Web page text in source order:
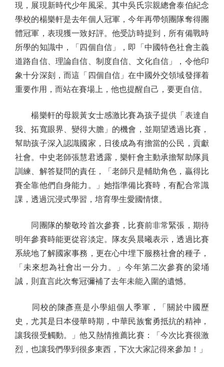
現，展現新時代少年風采。其中吳氏宗親總會泰伯紀念
學校的楊樂軒是去年個人冠軍，今年再帶領團隊奪得團
體冠軍，表現獲一致好評。他受訪時提到，所有備戰時
所學的知識中，「四個自信」，即「中國特色社會主義
道路自信、理論自信、制度自信、文化自信」，令他印
象十分深刻，而這「四個自信」在中國外交領域發揮着
重要作用，而站在賽場上，他也提醒自己，要更自信。
楊樂軒的母親黃女士感激比賽為孩子提供「表達自
我、拓寬眼界、變得大膽」的機會，並期望透過比賽，
幫助孩子深入認識國家，日後成為有擔當的公民，貢獻
社會。中史老師張慧君透露，樂軒會主動承擔幫助隊員
訓練、解答疑問的責任，「老師只是輔助角色，贏得比
賽全靠他們自身能力。」她指準備比賽時，有配合常識
課，透過沉浸式學習，培育學生愛國情懷。
同團隊的黎敬玲首次參賽，比賽前非常緊張，期待
明年參賽時能更從容淡定。隊友吳晨曦表示，透過比賽
系統地了解國家事務，更在心中埋下服務社會的種子，
「未來想為社會出一分力。」今年第二次參賽的梁埇
誠，則直言此次奪冠彌補了去年未能入圍的遺憾。
同校的陳彥熹是小學組個人季軍，「關於中國歷
史，尤其是日本侵華時期，中華民族奮勇抵抗的精神，
讓我很受觸動。」他又熱情推薦比賽：「今次比賽很激
烈，也讓我們學到很多東西，下次大家記得來參加！」